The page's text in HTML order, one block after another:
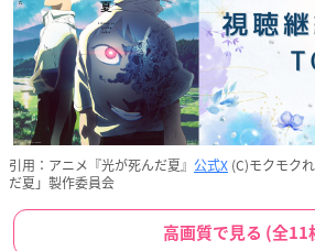
引用：アニメ『光が死んだ夏』 公式X (C)モクモク
だ夏」製作委員会
高画質で見る (全11